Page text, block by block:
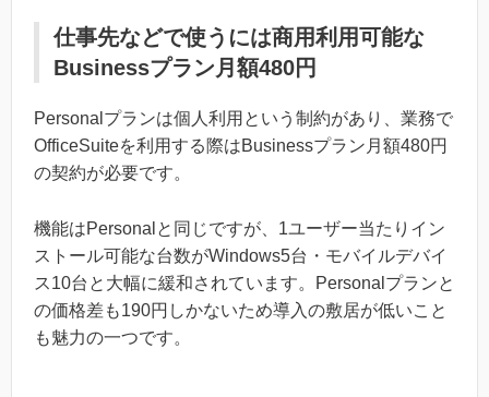
仕事先などで使うには商用利用可能な
Businessプラン月額480円
Personalプランは個人利用という制約があり、業務で
OfficeSuiteを利用する際はBusinessプラン月額480円
の契約が必要です。
機能はPersonalと同じですが、1ユーザー当たりイン
ストール可能な台数がWindows5台・モバイルデバイ
ス10台と大幅に緩和されています。Personalプランと
の価格差も190円しかないため導入の敷居が低いこと
も魅力の一つです。